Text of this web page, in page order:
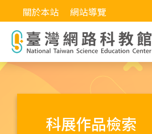
關於本站 網站導覽
科展作品檢索